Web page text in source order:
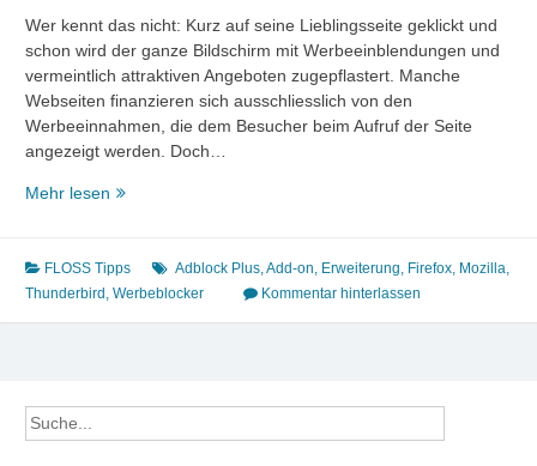
Wer kennt das nicht: Kurz auf seine Lieblingsseite geklickt und
schon wird der ganze Bildschirm mit Werbeeinblendungen und
vermeintlich attraktiven Angeboten zugepflastert. Manche
Webseiten finanzieren sich ausschliesslich von den
Werbeeinnahmen, die dem Besucher beim Aufruf der Seite
angezeigt werden. Doch…
Mehr lesen Firefox-
Plus
–
FLOSS Tipps Adblock Plus,Add-on, Erweiterung, Firefox, Mozilla,
Thunderbird , Werbeblocker Kommentar hinterlassen